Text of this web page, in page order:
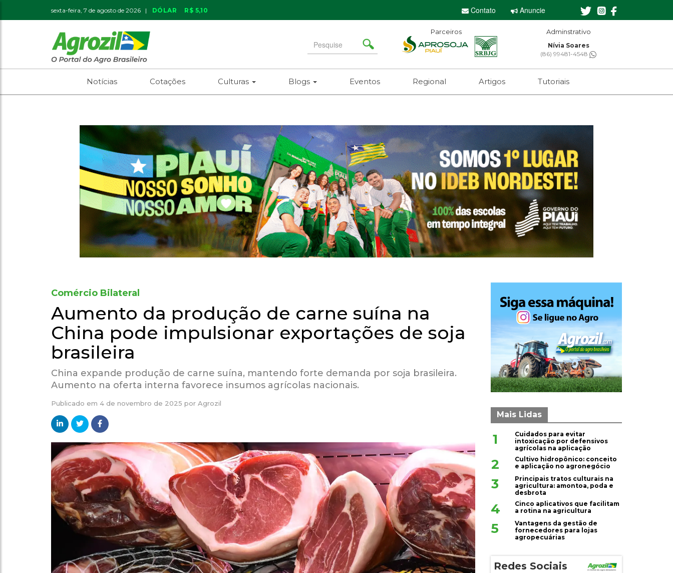
sexta-feira, 7 de agosto de 2026 | DÓLAR R$ 5,10 Contato Anuncie
Search
for
Parceiros Editor-chefe
Sebastian Eugênio
(61) 99650-2473
Nívia Soares
(86) 99481-4548
Notícias Cotações Culturas Blogs Eventos Regional Artigos Tutoriais
Comércio Bilateral
Aumento da produção de carne suína na
China pode impulsionar exportações de soja
brasileira
China expande produção de carne suína, mantendo forte demanda por soja brasileira.
Aumento na oferta interna favorece insumos agrícolas nacionais.
Publicado em 4 de novembro de 2025 por Agrozil
Mais Lidas
1
Cuidados para evitar
intoxicação por defensivos
agrícolas na aplicação
2
Cultivo hidropônico: conceito
e aplicação no agronegócio
3
Principais tratos culturais na
agricultura: amontoa, poda e
desbrota
4
Cinco aplicativos que facilitam
a rotina na agricultura
5
Vantagens da gestão de
fornecedores para lojas
agropecuárias
Redes Sociais